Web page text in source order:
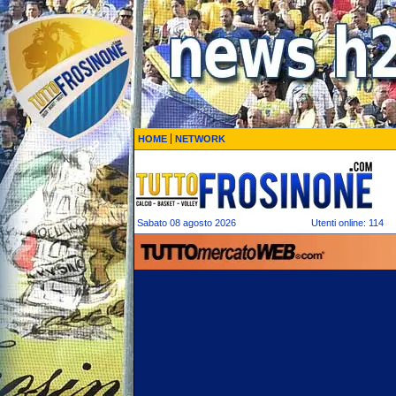
HOME NETWORK
Sabato 08 agosto 2026 Utenti online: 114